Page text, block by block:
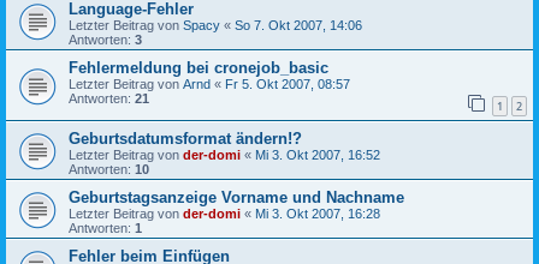
Language-Fehler
Letzter Beitrag von Spacy « So 7. Okt 2007, 14:06
Antworten: 3
Fehlermeldung bei cronejob_basic
Letzter Beitrag von Arnd « Fr 5. Okt 2007, 08:57
Antworten: 21 1 2
Geburtsdatumsformat ändern!?
Letzter Beitrag von der-domi « Mi 3. Okt 2007, 16:52
Antworten: 10
Geburtstagsanzeige Vorname und Nachname
Letzter Beitrag von der-domi « Mi 3. Okt 2007, 16:28
Antworten: 1
Fehler beim Einfügen